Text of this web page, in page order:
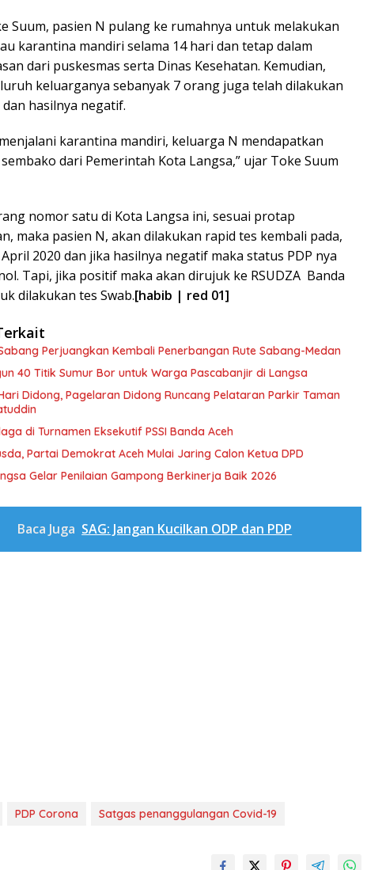
Suum, pasien N pulang ke rumahnya untuk melakukan
karantina mandiri selama 14 hari dan tetap dalam
dari puskesmas serta Dinas Kesehatan. Kemudian,
keluarganya sebanyak 7 orang juga telah dilakukan
hasilnya negatif.
karantina mandiri, keluarga N mendapatkan
dari Pemerintah Kota Langsa,” ujar Toke Suum
nomor satu di Kota Langsa ini, sesuai protap
maka pasien N, akan dilakukan rapid tes kembali pada,
2020 dan jika hasilnya negatif maka status PDP nya
Tapi, jika positif maka akan dirujuk ke RSUDZA Banda
dilakukan tes Swab.[habib | red 01]
Perjuangkan Kembali Penerbangan Rute Sabang-Medan
40 Titik Sumur Bor untuk Warga Pascabanjir di Langsa
Didong, Pagelaran Didong Runcang Pelataran Parkir Taman
di Turnamen Eksekutif PSSI Banda Aceh
Partai Demokrat Aceh Mulai Jaring Calon Ketua DPD
Gelar Penilaian Gampong Berkinerja Baik 2026
Baca Juga SAG: Jangan Kucilkan ODP dan PDP
PDP Corona Satgas penanggulangan Covid-19